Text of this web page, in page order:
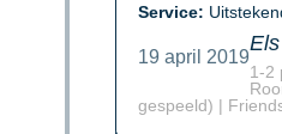
Service:
19 april 2019
Els
1-2
gespeeld) |